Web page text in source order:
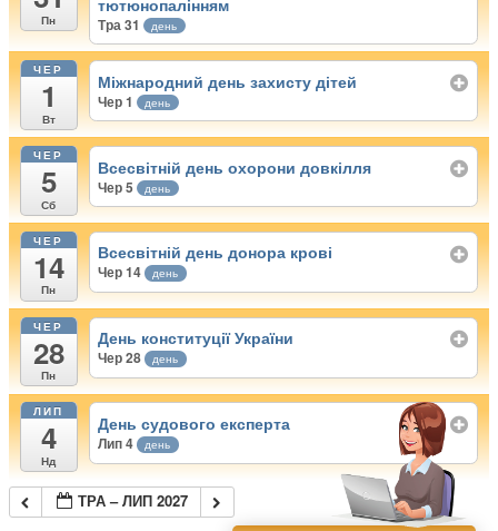
Пн Тра 31 день
ЧЕР
1
Вт
Міжнародний день захисту дітей
Чер 1 день
ЧЕР
5
Сб
Всесвітній день охорони довкілля
Чер 5 день
ЧЕР
14
Пн
Всесвітній день донора крові
Чер 14 день
ЧЕР
28
Пн
День конституції України
Чер 28 день
ЛИП
4
Нд
День судового експерта
Лип 4 день
ТРА – ЛИП 2027